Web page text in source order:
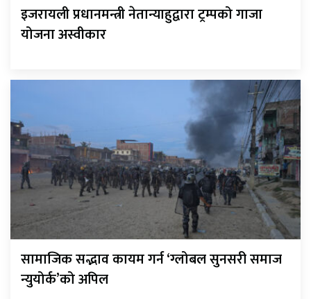
इजरायली प्रधानमन्त्री नेतान्याहुद्वारा ट्रम्पको गाजा
योजना अस्वीकार
सामाजिक सद्भाव कायम गर्न ‘ग्लोबल सुनसरी समाज
न्युयोर्क’को अपिल